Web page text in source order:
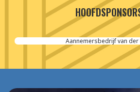
Aannemersbedrijf van der